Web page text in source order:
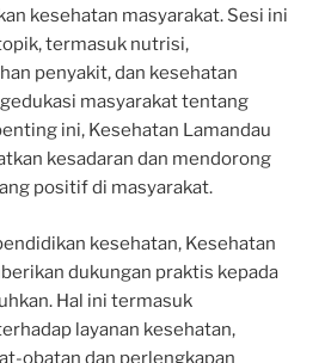
kesehatan masyarakat. Sesi ini
termasuk nutrisi,
penyakit, dan kesehatan
masyarakat tentang
ini, Kesehatan Lamandau
kesadaran dan mendorong
positif di masyarakat.
kesehatan, Kesehatan
dukungan praktis kepada
Hal ini termasuk
layanan kesehatan,
obatan dan perlengkapan